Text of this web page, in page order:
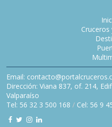
Cruceros
Email:
Dirección: Viana 837, of. 214,
Valparaíso
Tel: 56 32 3 500 168 / Cel: 56 9